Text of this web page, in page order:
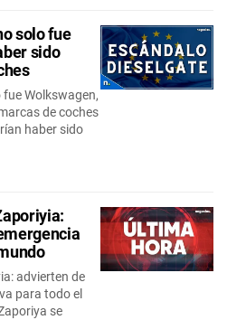
solo fue
sido
fue Wolkswagen,
de coches
haber sido
advierten de
para todo el
se